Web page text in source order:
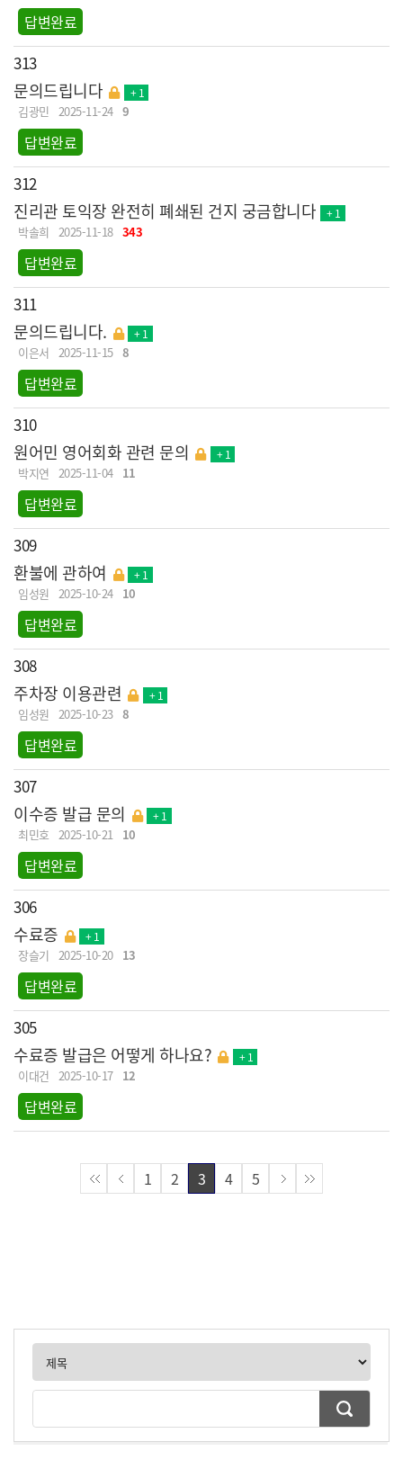
답변완료
313
문의드립니다 + 1
김광민 2025-11-24 9
답변완료
312
진리관 토익장 완전히 폐쇄된 건지 궁금합니다 + 1
박솔희 2025-11-18 343
답변완료
311
문의드립니다. + 1
이은서 2025-11-15 8
답변완료
310
원어민 영어회화 관련 문의 + 1
박지연 2025-11-04 11
답변완료
309
환불에 관하여 + 1
임성원 2025-10-24 10
답변완료
308
주차장 이용관련 + 1
임성원 2025-10-23 8
답변완료
307
이수증 발급 문의 + 1
최민호 2025-10-21 10
답변완료
306
수료증 + 1
장슬기 2025-10-20 13
답변완료
305
수료증 발급은 어떻게 하나요? + 1
이대건 2025-10-17 12
답변완료
1 2 3 4 5